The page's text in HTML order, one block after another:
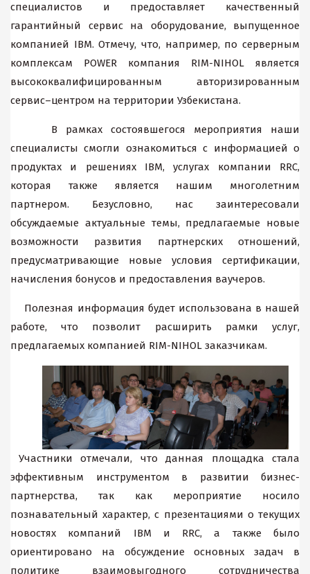
специалистов и предоставляет качественный
гарантийный сервис на оборудование, выпущенное
компанией IBM. Отмечу, что, например, по серверным
комплексам POWER компания RIM-NIHOL является
высококвалифицированным авторизированным
сервис–центром на территории Узбекистана.
В рамках состоявшегося мероприятия наши
специалисты смогли ознакомиться с информацией о
продуктах и решениях IBM, услугах компании RRC,
которая также является нашим многолетним
партнером. Безусловно, нас заинтересовали
обсуждаемые актуальные темы, предлагаемые новые
возможности развития партнерских отношений,
предусматривающие новые условия сертификации,
начисления бонусов и предоставления ваучеров.
Полезная информация будет использована в нашей
работе, что позволит расширить рамки услуг,
предлагаемых компанией RIM-NIHOL заказчикам.
Участники отмечали, что данная площадка стала
эффективным инструментом в развитии бизнес-
партнерства, так как мероприятие носило
познавательный характер, с презентациями о текущих
новостях компаний IBM и RRC, а также было
ориентировано на обсуждение основных задач в
политике взаимовыгодного сотрудничества